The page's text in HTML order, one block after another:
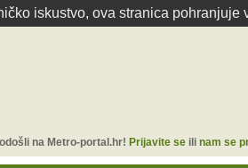
iskustvo, ova stranica pohranjuje
na Metro-portal.hr! Prijavite seili nam se